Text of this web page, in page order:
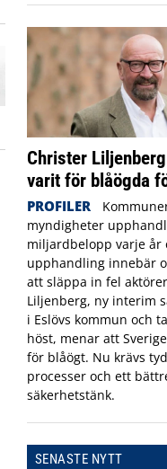
Christer
varit för blåögda
PROFILER
myndigheter
miljardbelopp varje år
upphandling innebär
att släppa in fel
Liljenberg, ny interim
i Eslövs kommun och
höst, menar att
för blåögt. Nu krävs
processer och ett
säkerhetstänk.
SENASTE NYTT